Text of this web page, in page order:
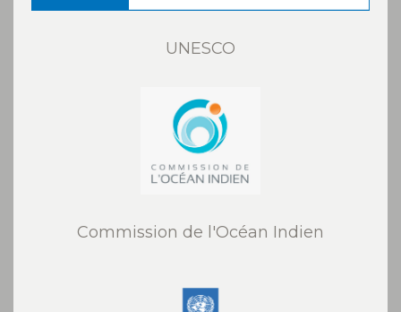
UNESCO
Commission de l'Océan Indien